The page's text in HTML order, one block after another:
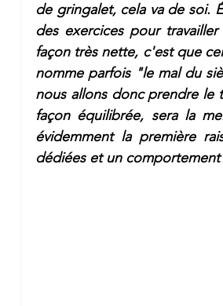
de gringalet, cela va de soi.
des exercices pour
façon très nette, c'est que
nomme parfois "le mal du
nous allons donc prendre le
façon équilibrée, sera la
évidemment la première
dédiées et un